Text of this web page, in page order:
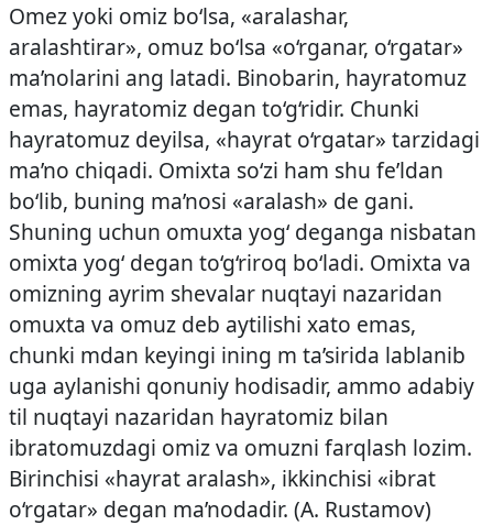
Omez yoki omiz bo‘lsa, «aralashar,
aralashtirar», omuz bo‘lsa «o‘rganar, o‘rgatar»
ma’nolarini ang latadi. Binobarin, hayratomuz
emas, hayratomiz degan to‘g‘ridir. Chunki
hayratomuz deyilsa, «hayrat o‘rgatar» tarzidagi
ma’no chiqadi. Omixta so‘zi ham shu fe’ldan
bo‘lib, buning ma’nosi «aralash» de gani.
Shuning uchun omuxta yog‘ deganga nisbatan
omixta yog‘ degan to‘g‘riroq bo‘ladi. Omixta va
omizning ayrim shevalar nuqtayi nazaridan
omuxta va omuz deb aytilishi xato emas,
chunki mdan keyingi ining m ta’sirida lablanib
uga aylanishi qonuniy hodisadir, ammo adabiy
til nuqtayi nazaridan hayratomiz bilan
ibratomuzdagi omiz va omuzni farqlash lozim.
Birinchisi «hayrat aralash», ikkinchisi «ibrat
o‘rgatar» degan ma’nodadir. (A. Rustamov)